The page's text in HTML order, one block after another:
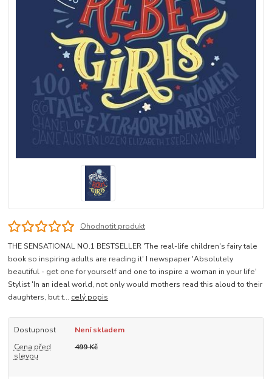
Ohodnotit produkt
THE SENSATIONAL NO.1 BESTSELLER 'The real-life children's fairy tale
book so inspiring adults are reading it' I newspaper 'Absolutely
beautiful - get one for yourself and one to inspire a woman in your life'
Stylist 'In an ideal world, not only would mothers read this aloud to their
daughters, but t... celý popis
Dostupnost
Není skladem
Cena před
slevou
499 Kč